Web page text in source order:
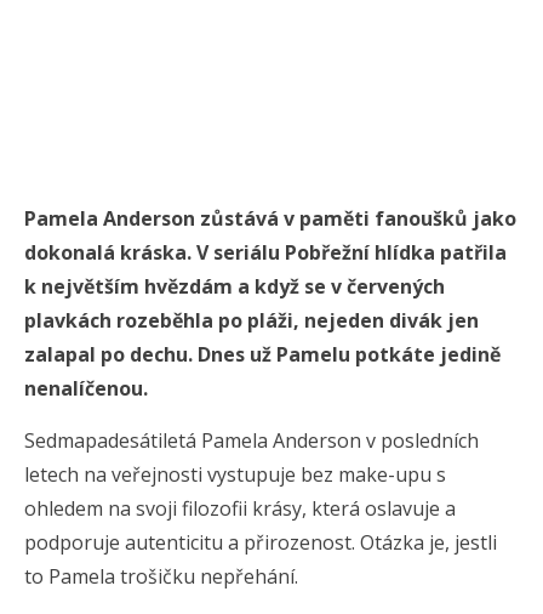
Pamela Anderson zůstává v paměti fanoušků jako
dokonalá kráska. V seriálu Pobřežní hlídka patřila
k největším hvězdám a když se v červených
plavkách rozeběhla po pláži, nejeden divák jen
zalapal po dechu. Dnes už Pamelu potkáte jedině
nenalíčenou.
Sedmapadesátiletá Pamela Anderson v posledních
letech na veřejnosti vystupuje bez make-upu s
ohledem na svoji filozofii krásy, která oslavuje a
podporuje autenticitu a přirozenost. Otázka je, jestli
to Pamela trošičku nepřehání.